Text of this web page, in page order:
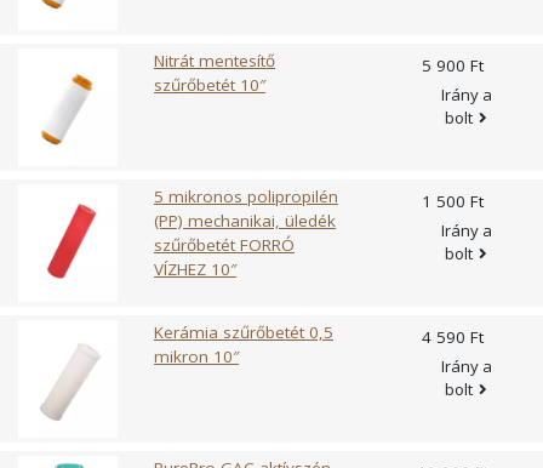
Nitrát mentesítő
szűrőbetét 10″
5 900 Ft
Irány a
bolt
5 mikronos polipropilén
(PP) mechanikai, üledék
szűrőbetét FORRÓ
VÍZHEZ 10″
1 500 Ft
Irány a
bolt
Kerámia szűrőbetét 0,5
mikron 10″
4 590 Ft
Irány a
bolt